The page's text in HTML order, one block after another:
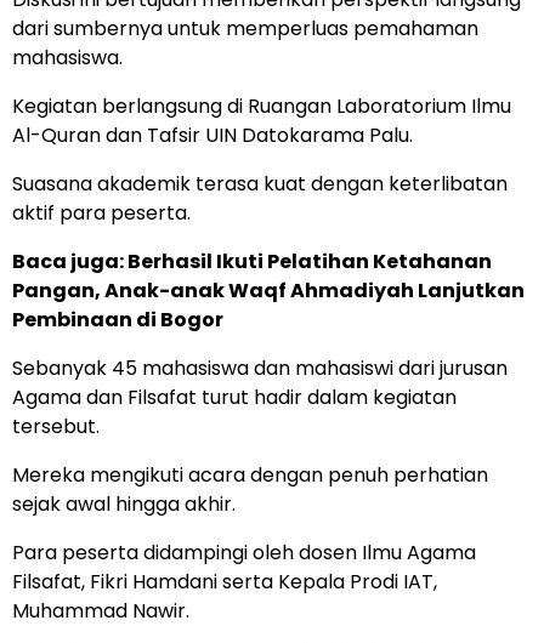
dari sumbernya untuk memperluas pemahaman
mahasiswa.
Kegiatan berlangsung di Ruangan Laboratorium Ilmu
Al-Quran dan Tafsir UIN Datokarama Palu.
Suasana akademik terasa kuat dengan keterlibatan
aktif para peserta.
Baca juga:Berhasil Ikuti Pelatihan Ketahanan
Pangan, Anak-anak Waqf Ahmadiyah Lanjutkan
Pembinaan di Bogor
Sebanyak 45 mahasiswa dan mahasiswi dari jurusan
Agama dan Filsafat turut hadir dalam kegiatan
tersebut.
Mereka mengikuti acara dengan penuh perhatian
sejak awal hingga akhir.
Para peserta didampingi oleh dosen Ilmu Agama
Filsafat, Fikri Hamdani serta Kepala Prodi IAT,
Muhammad Nawir.